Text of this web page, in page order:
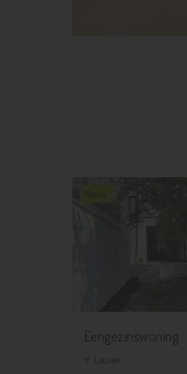
Eengezinswoning
Leuven